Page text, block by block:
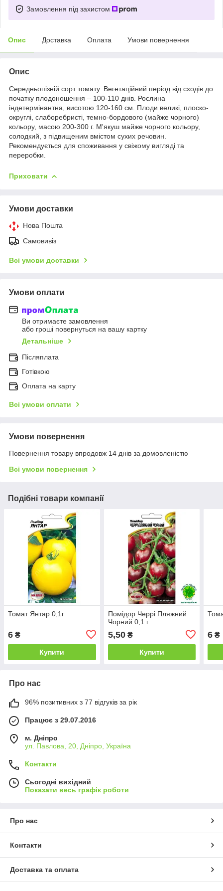
Замовлення під захистом
Опис Доставка Оплата Умови повернення
Опис
Середньопізній сорт томату. Вегетаційний період від сходів до
початку плодоношення – 100-110 днів. Рослина
індетермінантна, висотою 120-160 см. Плоди великі, плоско-
округлі, слаборебристі, темно-бордового (майже чорного)
кольору, масою 200-300 г. М'якуш майже чорного кольору,
солодкий, з підвищеним вмістом сухих речовин.
Рекомендується для споживання у свіжому вигляді та
переробки.
Приховати
Умови доставки
Нова Пошта
Самовивіз
Всі умови доставки
Умови оплати
Ви отримаєте замовлення
або гроші повернуться на вашу картку
Детальніше
Післяплата
Готівкою
Оплата на карту
Всі умови оплати
Умови повернення
Повернення товару впродовж 14 днів за домовленістю
Всі умови повернення
Подібні товари компанії
Томат Янтар 0,1г
6 ₴
Купити
Помідор Черрі Пляжний
Чорний 0,1 г
5,50₴
Купити
6 ₴
Про нас
96% позитивних з 77 відгуків за рік
Працює з 29.07.2016
м. Дніпро
ул. Павлова, 20, Дніпро, Україна
Контакти
Сьогодні вихідний
Показати весь графік роботи
Про нас
Контакти
Доставка та оплата